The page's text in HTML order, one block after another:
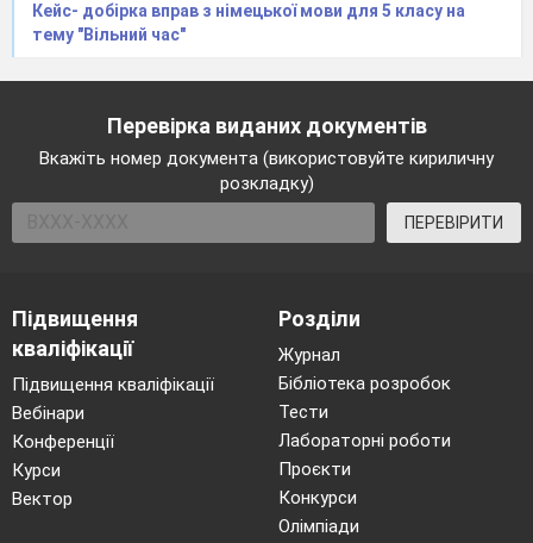
Кейс- добірка вправ з німецької мови для 5 класу на
тему "Вільний час"
Перевірка виданих документів
Вкажіть номер документа (використовуйте кириличну
розкладку)
ПЕРЕВІРИТИ
Підвищення
кваліфікації
Підвищення кваліфікації
Вебінари
Конференції
Курси
Вектор
Розділи
Журнал
Бібліотека розробок
Тести
Лабораторні роботи
Проєкти
Конкурси
Олімпіади